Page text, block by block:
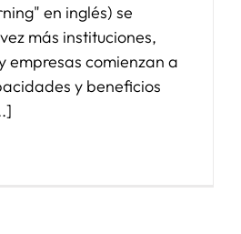
en inglés) se
más instituciones,
empresas comienzan a
y beneficios